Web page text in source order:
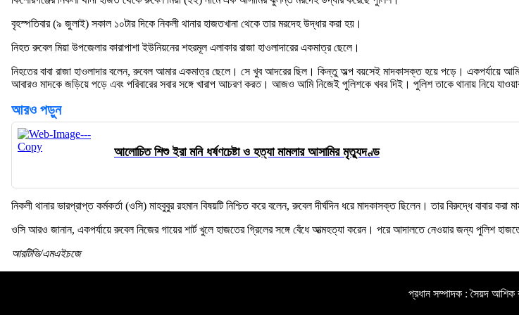
বৃহস্পতিবার (৯ জুলাই) সকাল ১০টার দিকে নিকলী থানার হাজতখানা থেকে তার মরদেহ উদ্ধার করা হয়।
নিহত রুবেল মিয়া উপজেলার কারাপাশা ইউনিয়নের শহরমূল এলাকার রাজা হাওলাদারের একমাত্র ছেলে।
নিহতের বাবা রাজা হাওলাদার বলেন, রুবেল আমার একমাত্র ছেলে। সে খুব আদরের ছিল। কিন্তু অল্প বয়সেই মাদকাসক্ত হয়ে পড়ে। একপর্যায়ে
আবারও মাদকে জড়িয়ে পড়ে এবং পরিবারের সবার সঙ্গে খারাপ আচরণ করত। আজও আমি নিজেই পুলিশকে খবর দিই। পুলিশ তাকে থানায় নিয়ে
আরও পড়ুন
আলোচিত শিশু ইরা মনি ধর্ষণচেষ্টা ও হত্যা মামলার আসামির মৃত্যুদণ্ড
নিকলী থানার ভারপ্রাপ্ত কর্মকর্তা (ওসি) মাহবুবুর রহমান বিষয়টি নিশ্চিত করে বলেন, রুবেল দীর্ঘদিন ধরে মাদকাসক্ত ছিলেন। তার বিরুদ্ধে বাবার
ওসি আরও জানান, একপর্যায়ে রুবেল নিজের গায়ের শার্ট খুলে হাজতের গ্রিলের সঙ্গে বেঁধে আত্মহত্যা করেন। পরে আদালতে নেওয়ার জন্য পুলিশ
আরটিভি/এমএইচজে
প্রধান সম্পাদক : সৈয়দ আশিক